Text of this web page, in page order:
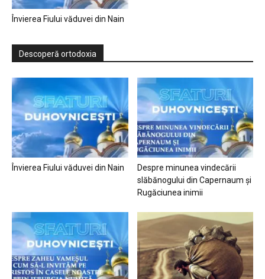
Învierea Fiului văduvei din Nain
Descoperă ortodoxia
Învierea Fiului văduvei din Nain
Despre minunea vindecării
slăbănogului din Capernaum și
Rugăciunea inimii